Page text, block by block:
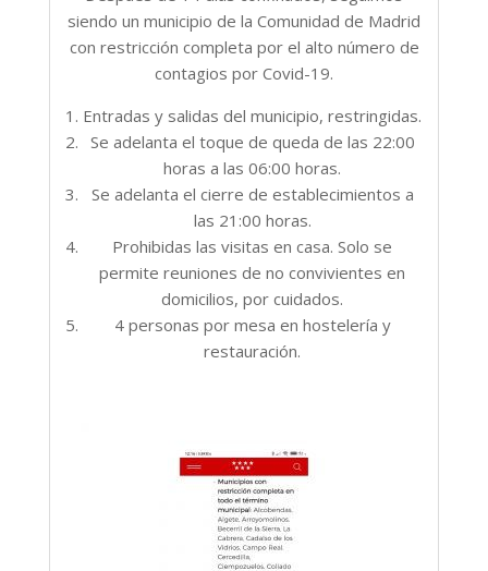
siendo un municipio de la Comunidad de Madrid
con restricción completa por el alto número de
contagios por Covid-19.
Entradas y salidas del municipio, restringidas.
Se adelanta el toque de queda de las 22:00
horas a las 06:00 horas.
Se adelanta el cierre de establecimientos a
las 21:00 horas.
Prohibidas las visitas en casa. Solo se
permite reuniones de no convivientes en
domicilios, por cuidados.
4 personas por mesa en hostelería y
restauración.